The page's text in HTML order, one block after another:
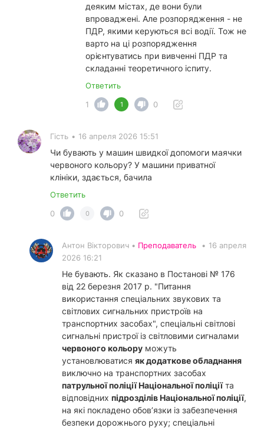
деяким містах, де вони були
впроваджені. Але розпорядження - не
ПДР, якими керуються всі водії. Тож не
варто на ці розпорядження
орієнтуватись при вивченні ПДР та
складанні теоретичного іспиту.
Ответить
1
1 0
Гість • 16 апреля 2026 15:51
Чи бувають у машин швидкої допомоги маячки
червоного кольору? У машини приватної
клініки, здається, бачила
Ответить
0
0 0
Антон Вікторович • Преподаватель • 16 апреля
2026 16:21
Не бувають. Як сказано в Постанові № 176
від 22 березня 2017 р. "Питання
використання спеціальних звукових та
світлових сигнальних пристроїв на
транспортних засобах", спеціальні світлові
сигнальні пристрої із світловими сигналами
червоного кольору можуть
установлюватися як додаткове обладнання
виключно на транспортних засобах
патрульної поліції Національної поліціїта
відповідних підрозділів Національної поліції,
на які покладено обов’язки із забезпечення
безпеки дорожнього руху; спеціальні